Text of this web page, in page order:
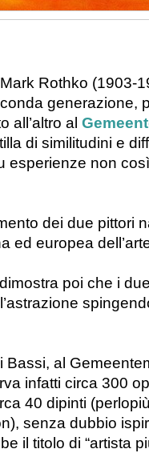
Rothko (1903-
generazione,
all’altro al
di similitudini e
esperienze non
dei due pittori
ed europea
poi che i
Bassi, al
infatti circa 300
40 dipinti
senza dubbio
il titolo di “artista